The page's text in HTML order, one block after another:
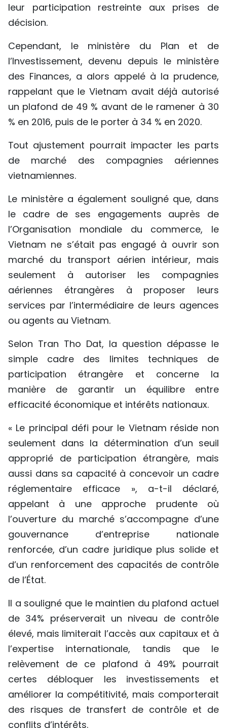
leur participation restreinte aux prises de
décision.
Cependant, le ministère du Plan et de
l’Investissement, devenu depuis le ministère
des Finances, a alors appelé à la prudence,
rappelant que le Vietnam avait déjà autorisé
un plafond de 49 % avant de le ramener à 30
% en 2016, puis de le porter à 34 % en 2020.
Tout ajustement pourrait impacter les parts
de marché des compagnies aériennes
vietnamiennes.
Le ministère a également souligné que, dans
le cadre de ses engagements auprès de
l’Organisation mondiale du commerce, le
Vietnam ne s’était pas engagé à ouvrir son
marché du transport aérien intérieur, mais
seulement à autoriser les compagnies
aériennes étrangères à proposer leurs
services par l’intermédiaire de leurs agences
ou agents au Vietnam.
Selon Tran Tho Dat, la question dépasse le
simple cadre des limites techniques de
participation étrangère et concerne la
manière de garantir un équilibre entre
efficacité économique et intérêts nationaux.
« Le principal défi pour le Vietnam réside non
seulement dans la détermination d’un seuil
approprié de participation étrangère, mais
aussi dans sa capacité à concevoir un cadre
réglementaire efficace », a-t-il déclaré,
appelant à une approche prudente où
l’ouverture du marché s’accompagne d’une
gouvernance d’entreprise nationale
renforcée, d’un cadre juridique plus solide et
d’un renforcement des capacités de contrôle
de l’État.
Il a souligné que le maintien du plafond actuel
de 34% préserverait un niveau de contrôle
élevé, mais limiterait l’accès aux capitaux et à
l’expertise internationale, tandis que le
relèvement de ce plafond à 49% pourrait
certes débloquer les investissements et
améliorer la compétitivité, mais comporterait
des risques de transfert de contrôle et de
conflits d’intérêts.